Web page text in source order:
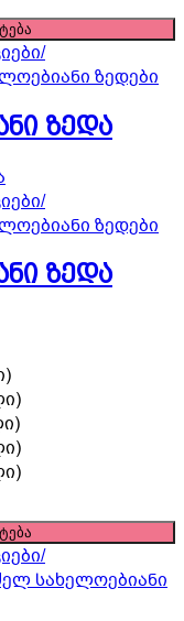
ზედები
ზედა
ზედები
ზედა
სახელოებიანი